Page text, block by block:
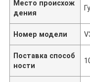
Место происхож
дения
Номер модели
Поставка способ
ности